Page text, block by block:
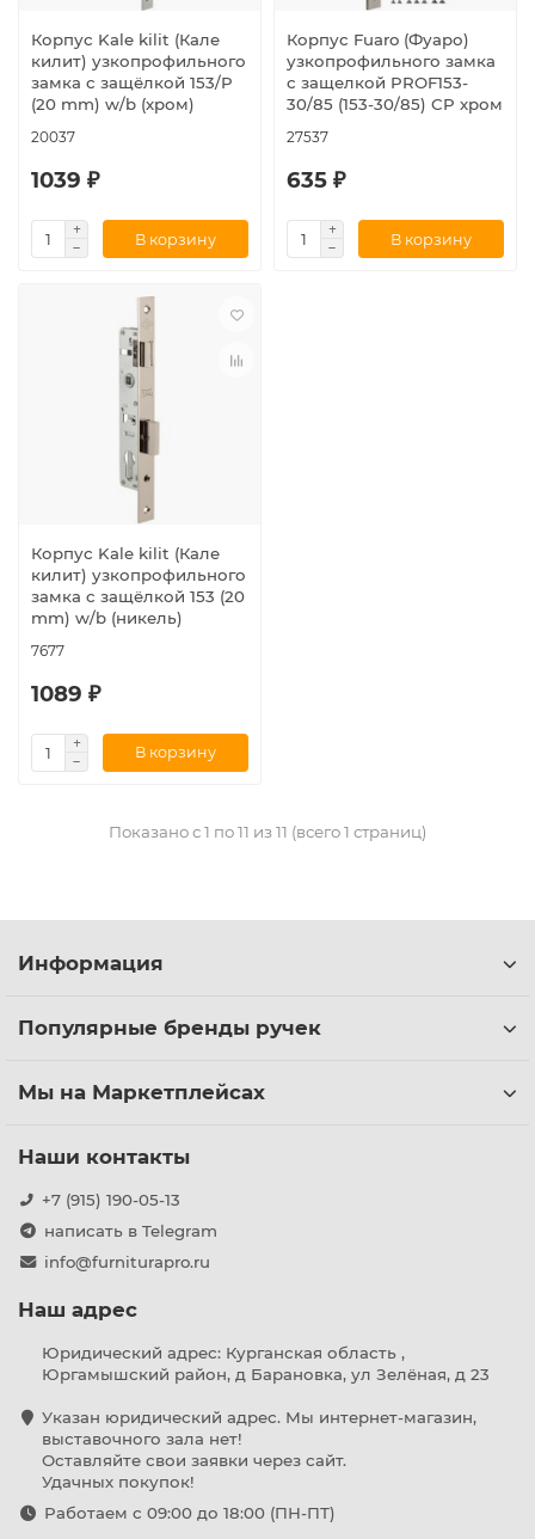
Корпус Kale kilit (Кале
килит) узкопрофильного
замка с защёлкой 153/P
(20 mm) w/b (хром)
20037
1039 ₽
В корзину
Корпус Fuaro (Фуаро)
узкопрофильного замка
с защелкой PROF153-
30/85 (153-30/85) CP хром
27537
635 ₽
В корзину
Корпус Kale kilit (Кале
килит) узкопрофильного
замка с защёлкой 153 (20
mm) w/b (никель)
7677
1089 ₽
В корзину
Показано с 1 по 11 из 11 (всего 1 страниц)
Информация
Популярные бренды ручек
Мы на Маркетплейсах
Наши контакты
+7 (915) 190-05-13
написать в Telegram
info@furniturapro.ru
Наш адрес
Юридический адрес: Курганская область ,
Юргамышский район, д Барановка, ул Зелёная, д 23
Указан юридический адрес. Мы интернет-магазин,
выставочного зала нет!
Оставляйте свои заявки через сайт.
Удачных покупок!
Работаем с 09:00 до 18:00 (ПН-ПТ)